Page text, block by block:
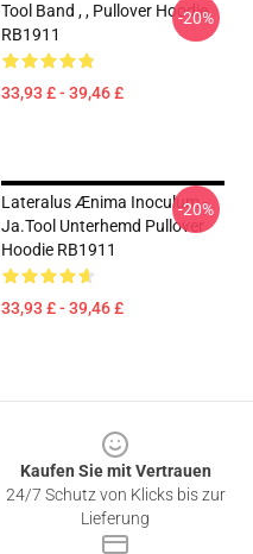
Tool Band , , Pullover Hoodie
RB1911
33,93 £ - 39,46 £
-20%
Lateralus Ænima Inoculum -
Ja.tool Unterhemd Pullover
Hoodie RB1911
33,93 £ - 39,46 £
-20%
Kaufen Sie mit Vertrauen
24/7 Schutz von Klicks bis zur
Lieferung